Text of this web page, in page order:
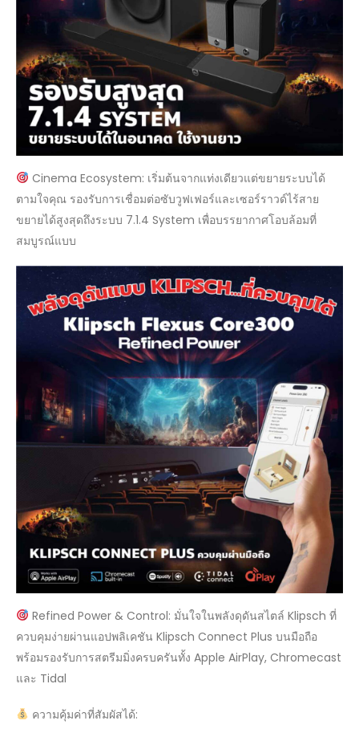
Cinema Ecosystem: เริ่มต้นจากแท่งเดียวแต่ขยายระบบได้
ตามใจคุณ รองรับการเชื่อมต่อซับวูฟเฟอร์และเซอร์ราวด์ไร้สาย
ขยายได้สูงสุดถึงระบบ 7.1.4 System เพื่อบรรยากาศโอบล้อมที่
สมบูรณ์แบบ
Refined Power & Control: มั่นใจในพลังดุดันสไตล์ Klipsch ที่
ควบคุมง่ายผ่านแอปพลิเคชัน Klipsch Connect Plus บนมือถือ
พร้อมรองรับการสตรีมมิ่งครบครันทั้ง Apple AirPlay, Chromecast
และ Tidal
ความคุ้มค่าที่สัมผัสได้: